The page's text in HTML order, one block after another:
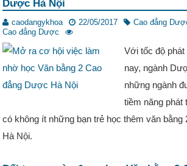
Dược Hà Nội
caodangykhoa 22/05/2017 Cao đẳng
Cao đẳng Dược
Với tốc độ
nay, ngành
những ngành
tiềm năng phát
có không ít những bạn trẻ học thêm văn
Hà Nội.